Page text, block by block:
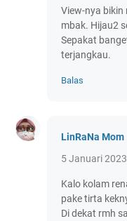
View-nya bikin
mbak. Hijau2
Sepakat
terjangkau.
Balas
LinRaNa Mom
5 Januari
Kalo kolam
pake tirta
Di dekat rmh